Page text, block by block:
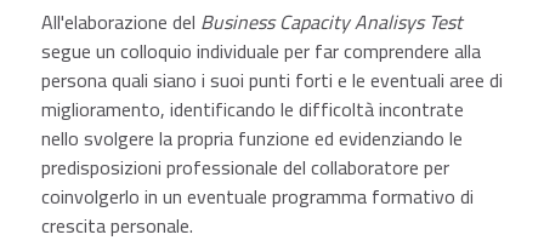
All'elaborazione del Business Capacity Analisys Test
segue un colloquio individuale per far comprendere alla
persona quali siano i suoi punti forti e le eventuali aree di
miglioramento, identificando le difficoltà incontrate
nello svolgere la propria funzione ed evidenziando le
predisposizioni professionale del collaboratore per
coinvolgerlo in un eventuale programma formativo di
crescita personale.